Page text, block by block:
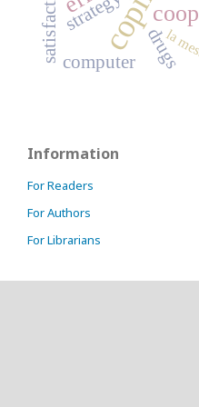
strategy
satisfaction drugs
computer la
Information
For Readers
For Authors
For Librarians